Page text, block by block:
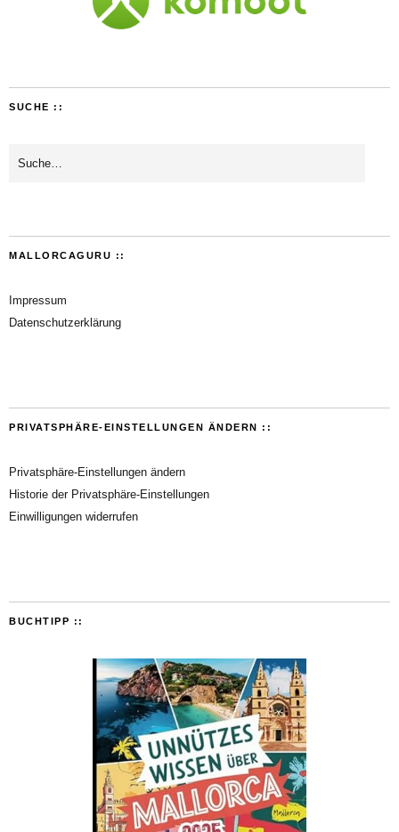
SUCHE ::
MALLORCAGURU ::
Impressum
Datenschutzerklärung
PRIVATSPHÄRE-EINSTELLUNGEN ÄNDERN ::
Privatsphäre-Einstellungen ändern
Historie der Privatsphäre-Einstellungen
Einwilligungen widerrufen
BUCHTIPP ::